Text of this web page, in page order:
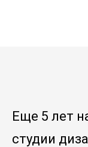
Еще 5 лет
студии